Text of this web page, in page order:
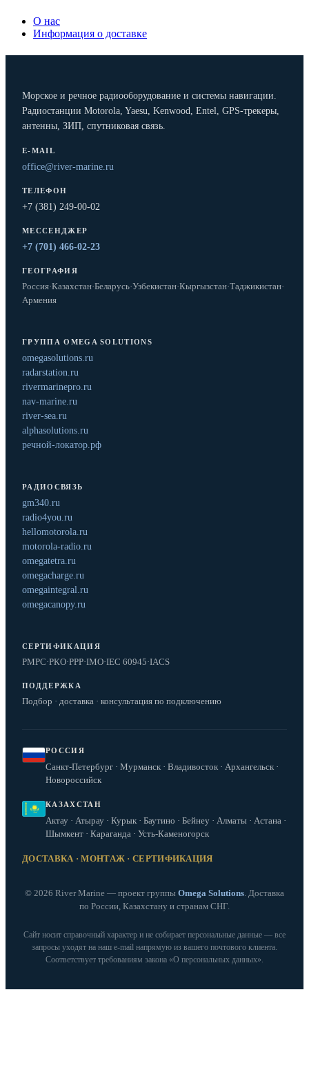
О нас
Информация о доставке
Морское и речное радиооборудование и системы навигации.
Радиостанции Motorola, Yaesu, Kenwood, Entel, GPS-трекеры,
антенны, ЗИП, спутниковая связь.
E-MAIL
office@river-marine.ru
ТЕЛЕФОН
+7 (381) 249-00-02
МЕССЕНДЖЕР
+7 (701) 466-02-23
ГЕОГРАФИЯ
Россия·Казахстан·Беларусь·Узбекистан·Кыргызстан·Таджикистан·
Армения
ГРУППА OMEGA SOLUTIONS
omegasolutions.ru
radarstation.ru
rivermarinepro.ru
nav-marine.ru
river-sea.ru
alphasolutions.ru
речной-локатор.рф
РАДИОСВЯЗЬ
gm340.ru
radio4you.ru
hellomotorola.ru
motorola-radio.ru
omegatetra.ru
omegacharge.ru
omegaintegral.ru
omegacanopy.ru
СЕРТИФИКАЦИЯ
РМРС·РКО·РРР·IMO·IEC 60945·IACS
ПОДДЕРЖКА
Подбор · доставка · консультация по подключению
РОССИЯ
Санкт-Петербург · Мурманск · Владивосток · Архангельск ·
Новороссийск
КАЗАХСТАН
Актау · Атырау · Курык · Баутино · Бейнеу · Алматы · Астана ·
Шымкент · Караганда · Усть-Каменогорск
ДОСТАВКА · МОНТАЖ · СЕРТИФИКАЦИЯ
© 2026 River Marine — проект группы Omega Solutions . Доставка
по России, Казахстану и странам СНГ.
Сайт носит справочный характер и не собирает персональные данные — все
запросы уходят на наш e‑mail напрямую из вашего почтового клиента.
Соответствует требованиям закона «О персональных данных».